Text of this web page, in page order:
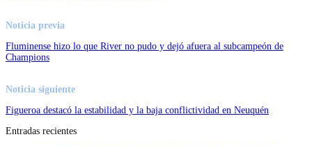
Noticia previa
Fluminense hizo lo que River no pudo y dejó afuera al subcampeón de
Champions
Noticia siguiente
Figueroa destacó la estabilidad y la baja conflictividad en Neuquén
Entradas recientes